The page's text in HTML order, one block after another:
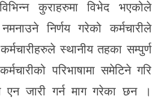
कुराहरुमा विभेद भएकोले
निर्णय गरेको कर्मचारीले
स्थानीय तहका सम्पुर्ण
परिभाषामा समेटिने गरि
एन जारी गर्न माग गरेका छन ।